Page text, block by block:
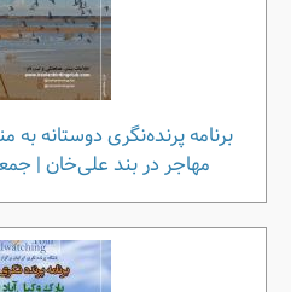
برنامه پرنده‌نگری دوستانه
مهاجر در بند علی‌خان | جمعه 23 اردیبهشت